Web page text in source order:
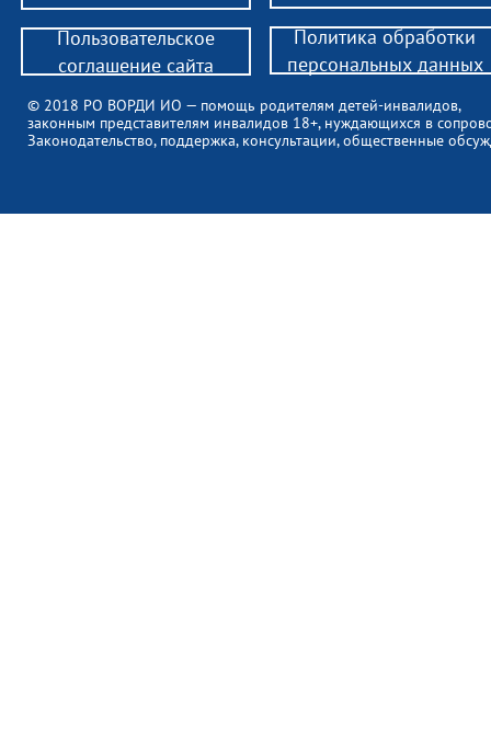
© 2018 РО ВОРДИ ИО — помощь родителям детей-инвалидов,
законным представителям инвалидов 18+, нуждающихся в
Законодательство, поддержка, консультации, общественные
Пользовательское
соглашение сайта
Политика обработки
персональных данных